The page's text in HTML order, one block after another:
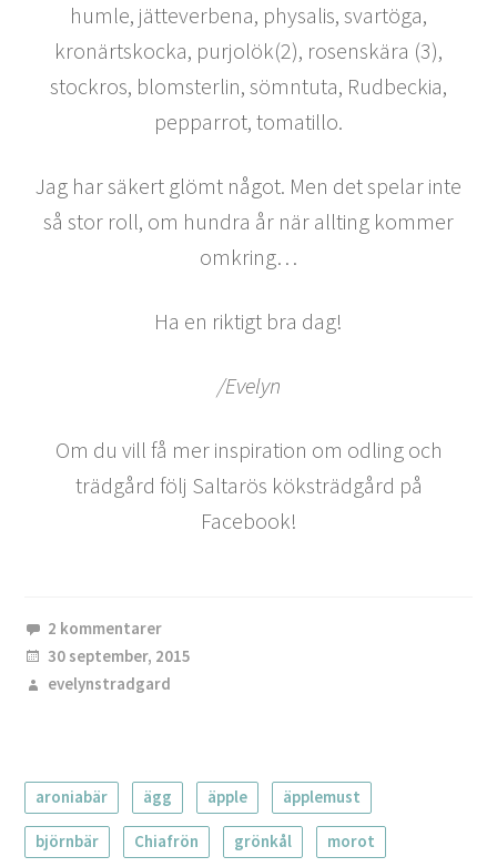
humle, jätteverbena, physalis, svartöga,
kronärtskocka, purjolök(2), rosenskära (3),
stockros, blomsterlin, sömntuta, Rudbeckia,
pepparrot, tomatillo.
Jag har säkert glömt något. Men det spelar inte
så stor roll, om hundra år när allting kommer
omkring…
Ha en riktigt bra dag!
/Evelyn
Om du vill få mer inspiration om odling och
trädgård följ Saltarös köksträdgård på
Facebook!
2 kommentarer
30 september, 2015
evelynstradgard
aroniabär ägg äpple äpplemust
björnbär Chiafrön grönkål morot